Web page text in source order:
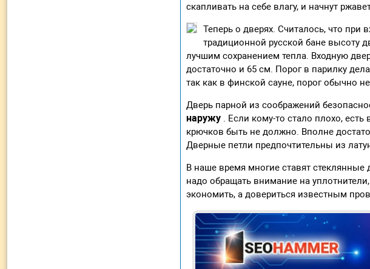
скапливать на себе влагу, и начнут
Теперь о дверях. Считалось, что при
традиционной русской бане высоту
лучшим сохранением тепла. Входную
достаточно и 65 см. Порог в парилку
так как в финской сауне, порог обычно
Дверь парной из соображений
наружу . Если кому-то стало плохо,
крючков быть не должно. Вполне
Дверные петли предпочтительны из
В наше время многие ставят
надо обращать внимание на
экономить, а довериться известным